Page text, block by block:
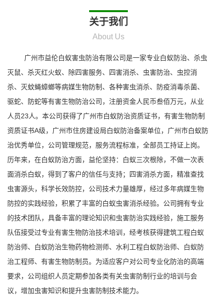
1
关于我们
About Us
广州市益伦白蚁害虫防治有限公司是一家专业白蚁防治、杀虫
灭鼠、杀灭红火蚁、除四害服务、四害消杀、虫害防治、虫控消
杀、灭蚊蝇蟑螂等病媒生物防制、各种害虫消杀、防疫消毒杀菌、
驱蛇、防蛇等有害生物防治公司，注册资金人民币叁佰万元，从业
人员23人。本公司获得了广州市白蚁防治资质证书，有害生物防制
资质证书A级，广州市住房建设局白蚁防治备案单位，广州市白蚁防
治优秀单位，公司管理规范，服务流程标准，全部员工持证上岗。
历年来，在白蚁防治方面，益伦坚持：白蚁三次根除，不做一次表
面消杀白蚁，得到了客户的信任与支持；四害消杀方面，精准查找
虫害源头，科学长效防控，公司技术力量雄厚，经过多年病媒生物
防控的实践经验，积累了丰富的白蚁虫害消杀经验。公司拥有专业
的技术团队，具备丰富的理论知识和虫害防治实践经验，施工服务
队伍接受过专业有害生物防治技术培训，经考核获得建筑工程白蚁
防治师、白蚁防治生物药物检测师、水利工程白蚁防治师、白蚁防
治工程师、有害生物防制员。为适应客户对公司专业化防治的高端
要求，公司组织人员定期参加各类有关虫害防制行业的培训与会
议，增加虫害知识和提升虫害防制技术能力。